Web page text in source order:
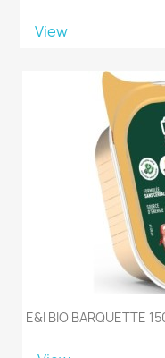
View
E&I BIO BARQUETTE